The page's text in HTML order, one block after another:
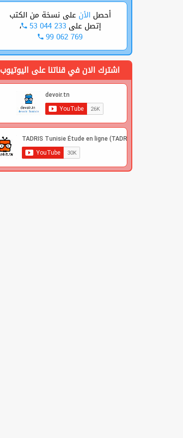
أحصل الأن على نسخة من الكتب
إتصل على53 044 233 ،
99 062 769
اشترك الان في قناتنا على اليوتيوب